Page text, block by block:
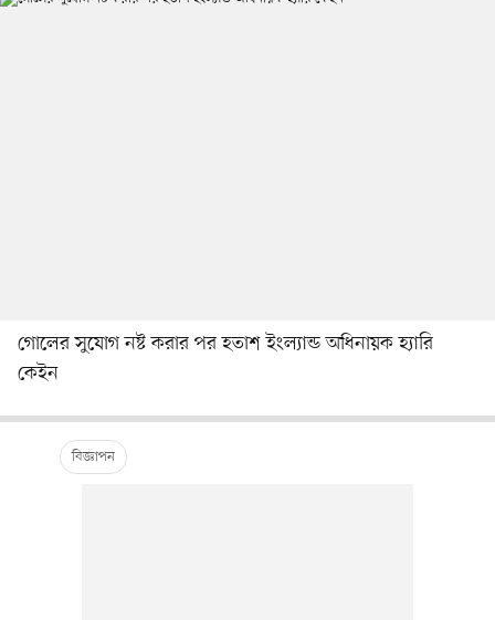
গোলের সুযোগ নষ্ট করার পর হতাশ ইংল্যান্ড অধিনায়ক হ্যারি
কেইন